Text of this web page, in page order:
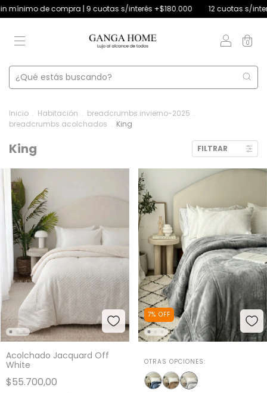
9 cuotas s/interés +$180.000 12 cuotas s/interés +$250.000 | 4
0
Inicio . Habitación . breadcrumbs.invierno-2025 .
breadcrumbs.acolchados . King
King FILTRAR
Acolchado Jacquard Off
White
$55.700,00
7% OFF
OTRAS OPCIONES: